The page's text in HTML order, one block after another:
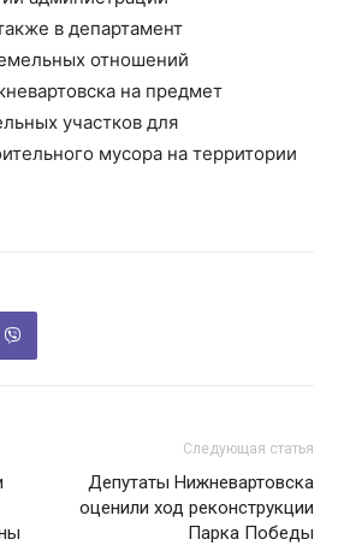
в департамент
отношений
на предмет
участков для
мусора на территории
Следующая статья
Депутаты Нижневартовска
оценили ход реконструкции
Парка Победы